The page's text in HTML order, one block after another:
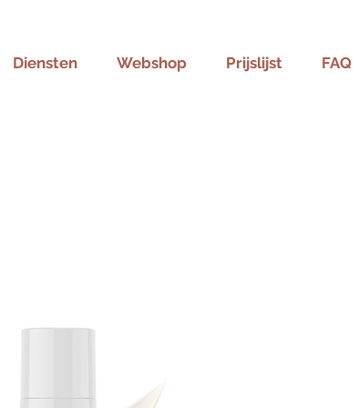
Diensten Webshop Prijslijst FAQ